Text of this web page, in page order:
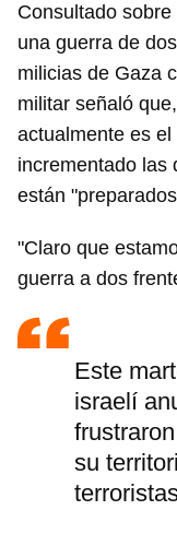
Consultado
una guerra de
milicias de Gaza
militar señaló
actualmente es
incrementado las
están
"Claro que
guerra a dos
Este
israelí
su